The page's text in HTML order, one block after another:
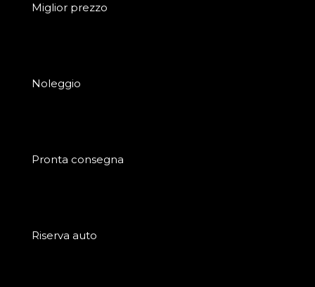
Miglior prezzo
Noleggio
Pronta consegna
Riserva auto